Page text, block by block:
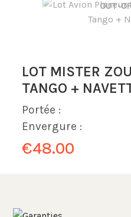
OUT-
LOT MISTER
TANGO +
Portée :
Envergure :
€48.00